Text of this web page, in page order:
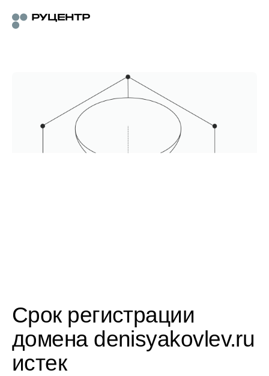
Срок регистрации
домена denisyakovlev.ru
истек